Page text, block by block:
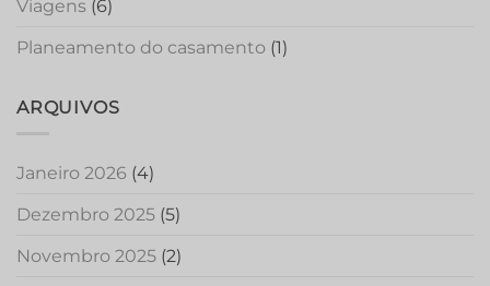
Viagens (6)
Planeamento do casamento (1)
ARQUIVOS
Janeiro 2026 (4)
Dezembro 2025 (5)
Novembro 2025 (2)